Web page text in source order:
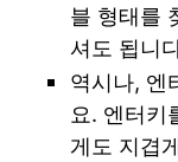
블 형태를
셔도 됩니
역시나, 엔
요. 엔터키
게도 지겹